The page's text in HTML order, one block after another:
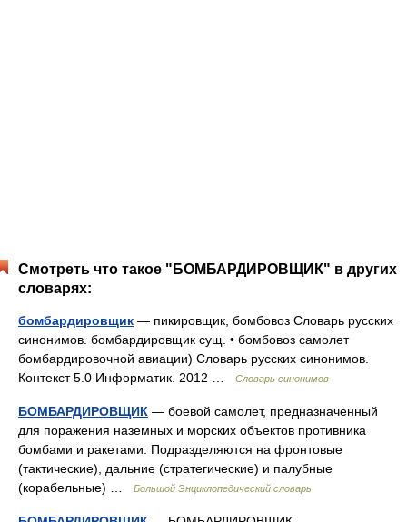
Смотреть что такое "БОМБАРДИРОВЩИК" в других
словарях:
бомбардировщик — пикировщик, бомбовоз Словарь русских
синонимов. бомбардировщик сущ. • бомбовоз самолет
бомбардировочной авиации) Словарь русских синонимов.
Контекст 5.0 Информатик. 2012 …
Словарь синонимов
БОМБАРДИРОВЩИК — боевой самолет, предназначенный
для поражения наземных и морских объектов противника
бомбами и ракетами. Подразделяются на фронтовые
(тактические), дальние (стратегические) и палубные
(корабельные) …
Большой Энциклопедический словарь